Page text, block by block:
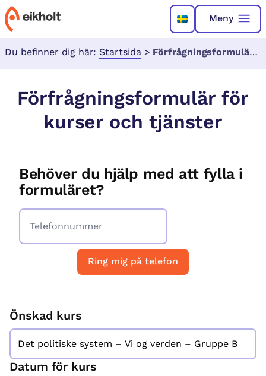
Meny
Du befinner dig här: Startsida > Förfrågningsformulär för kurser och tjänster
Förfrågningsformulär för
kurser och tjänster
Behöver du hjälp med att fylla i
formuläret?
Ring mig på telefon
Önskad kurs
Datum för kurs